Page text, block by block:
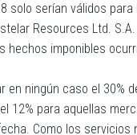
solo serían válidos
Resources Ltd.
hechos imponibles
ningún caso el 30%
12% para aquellas
Como los servicios